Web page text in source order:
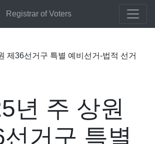
Registrar of Voters
제36선거구 특별 예비선거-법적 선거
년 주 상원
거구 특별